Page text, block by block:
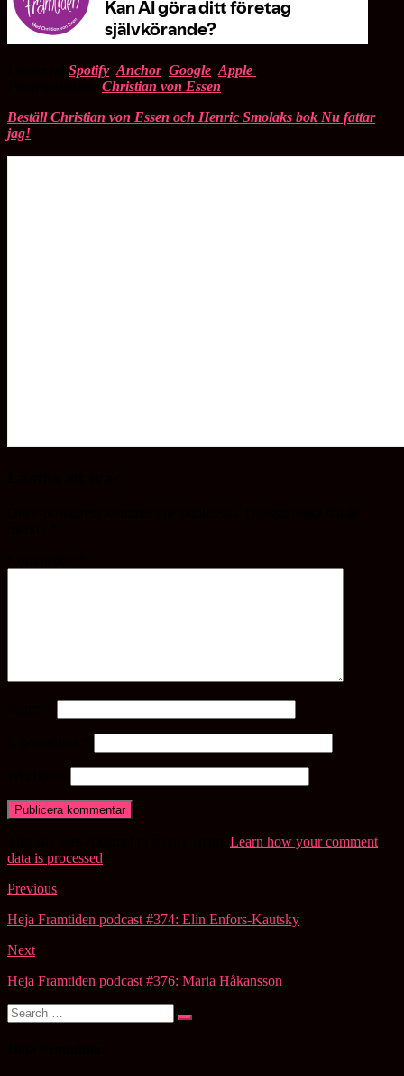
Spotify Anchor, Google Apple
Christian von Essen
Beställ Christian von Essen och Henric Smolaks bok Nu fattar
jag!
Learn how your comment
data is processed
Post
navigation
Previous
Heja Framtiden podcast #374: Elin Enfors-Kautsky
Next
Heja Framtiden podcast #376: Maria Håkansson
Search
for:
Search